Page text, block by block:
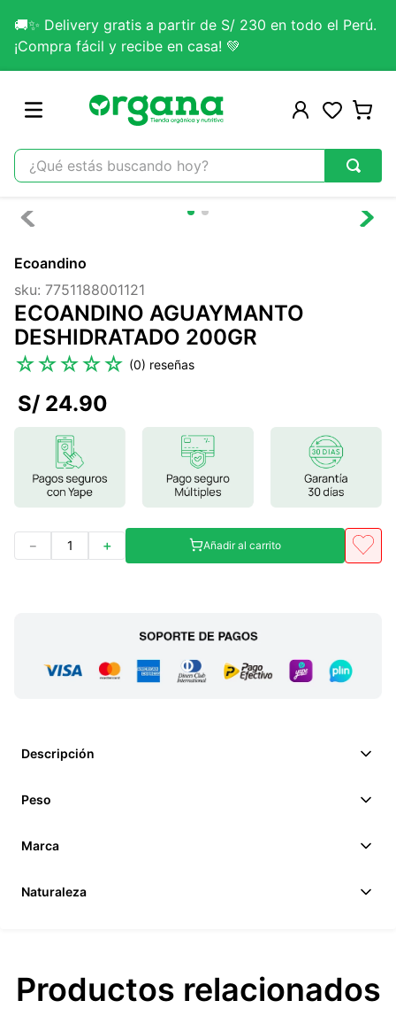
🚚✨ Delivery gratis a partir de S/ 230 en todo el Perú.
¡Compra fácil y recibe en casa! 💚
¿Qué estás buscando hoy?
TÉRMINOS MÁS BUSCADOS
2.
citrato magnesio
3.
colageno
4.
kefir
5 .
glicinato magnesio
magnesio
9.
stevia
Ecoandino
sku: 7751188001121
ECOANDINO AGUAYMANTO
DESHIDRATADO 200GR
☆☆☆☆☆ (0)
S/ 24.90
＋
－ Añadir al carrito
Descripción
Peso
Marca
Naturaleza
Productos relacionados